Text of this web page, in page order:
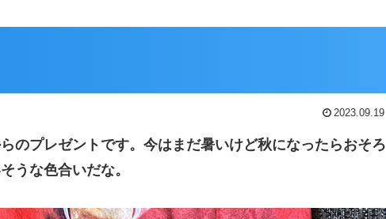
2023.09.19
のプレゼントです。今はまだ暑いけど秋になったらおそろ
うな色合いだな。